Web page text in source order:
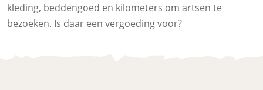
kleding, beddengoed en kilometers om artsen te
bezoeken. Is daar een vergoeding voor?